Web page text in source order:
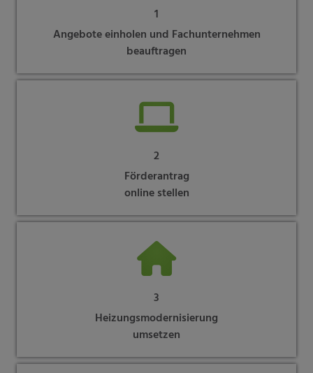
1
Angebote einholen und Fachunternehmen
beauftragen
2
Förderantrag
online stellen
3
Heizungsmodernisierung
umsetzen